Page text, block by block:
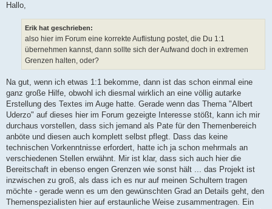
r
a
g
Hallo,
Erik hat geschrieben:
also hier im Forum eine korrekte Auflistung postet, die Du 1:1
übernehmen kannst, dann sollte sich der Aufwand doch in extremen
Grenzen halten, oder?
Na gut, wenn ich etwas 1:1 bekomme, dann ist das schon einmal eine
ganz große Hilfe, obwohl ich diesmal wirklich an eine völlig autarke
Erstellung des Textes im Auge hatte. Gerade wenn das Thema "Albert
Uderzo" auf dieses hier im Forum gezeigte Interesse stößt, kann ich mir
durchaus vorstellen, dass sich jemand als Pate für den Themenbereich
anböte und diesen auch komplett selbst pflegt. Dass das keine
technischen Vorkenntnisse erfordert, hatte ich ja schon mehrmals an
verschiedenen Stellen erwähnt. Mir ist klar, dass sich auch hier die
Bereitschaft in ebenso engen Grenzen wie sonst hält ... das Projekt ist
inzwischen zu groß, als dass ich es nur auf meinen Schultern tragen
möchte - gerade wenn es um den gewünschten Grad an Details geht, den
Themenspezialisten hier auf erstaunliche Weise zusammentragen. Ein